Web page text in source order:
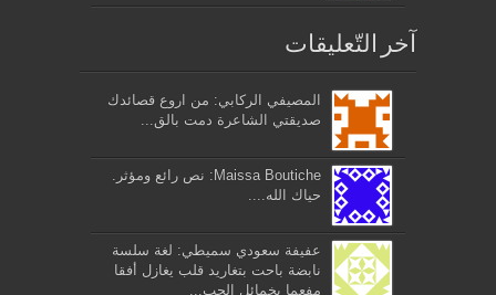
آخر التّعليقات
المصيفي الركابي: من اروع قصائدك
صديقتي الشاعرة دمت بالق...
Maissa Boutiche: نص رائع ومؤثر.
حياك الله....
عفيفة سعودي سميطي: لغة سلسة
نابضة باحت بتغاريد قلب يغازل أفقا
مفعما بخمائل الحب...